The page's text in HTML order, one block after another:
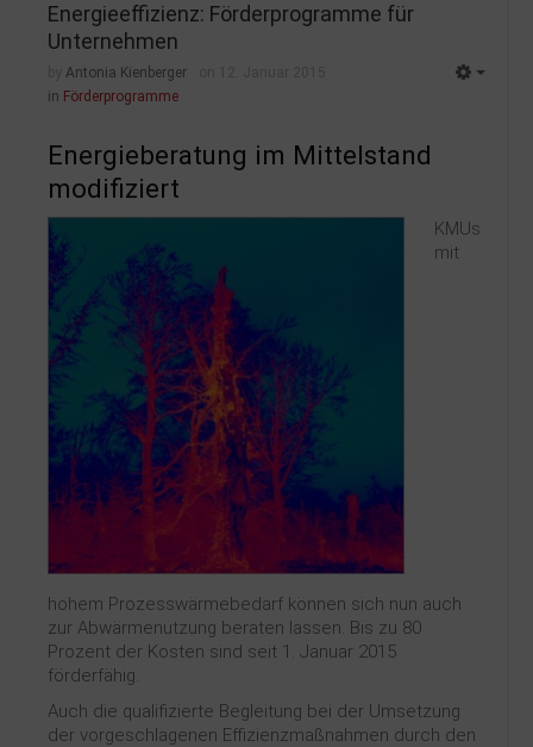
Energieeffizienz: Förderprogramme für
Unternehmen
Antonia Kienberger
in Förderprogramme
Energieberatung im Mittelstand
modifiziert
KMUs
mit
hohem Prozesswärmebedarf können sich nun auch
zur Abwärmenutzung beraten lassen. Bis zu 80
Prozent der Kosten sind seit 1. Januar 2015
förderfähig.
Auch die qualifizierte Begleitung bei der Umsetzung
der vorgeschlagenen Effizienzmaßnahmen durch den